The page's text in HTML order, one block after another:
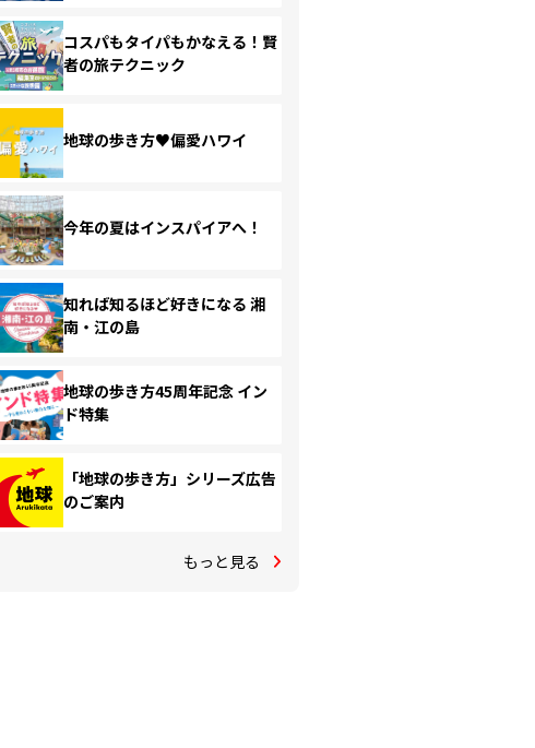
コスパもタイパもかなえる！賢
者の旅テクニック
地球の歩き方♥偏愛ハワイ
今年の夏はインスパイアへ！
知れば知るほど好きになる 湘
南・江の島
地球の歩き方45周年記念 イン
ド特集
「地球の歩き方」シリーズ広告
のご案内
もっと見る